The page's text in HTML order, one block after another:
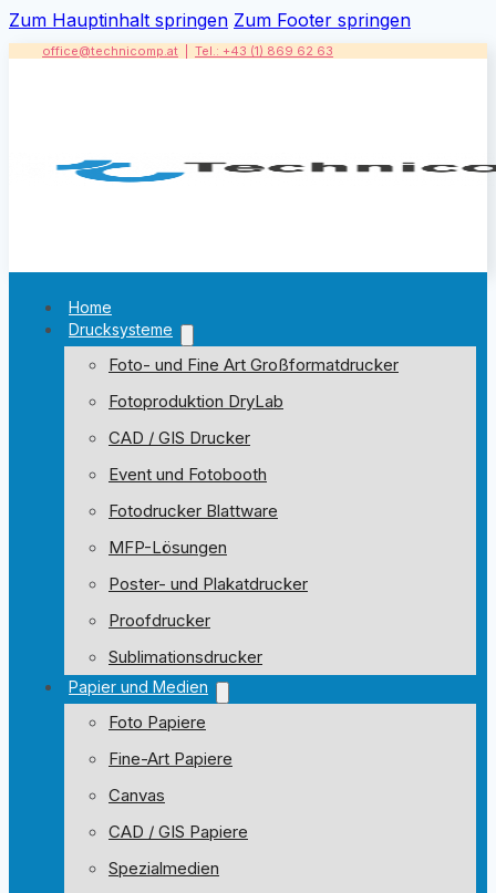
Zum Hauptinhalt springen Zum Footer springen
office@technicomp.at Tel.: +43 (1) 869 62 63
Home
Drucksysteme
Foto- und Fine Art Großformatdrucker
Fotoproduktion DryLab
CAD / GIS Drucker
Event und Fotobooth
Fotodrucker Blattware
MFP-Lösungen
Poster- und Plakatdrucker
Proofdrucker
Sublimationsdrucker
Papier und Medien
Foto Papiere
Fine-Art Papiere
Canvas
CAD / GIS Papiere
Spezialmedien